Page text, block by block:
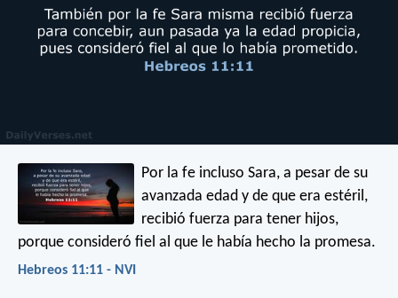
Por la fe incluso Sara, a pesar de su
avanzada edad y de que era estéril,
recibió fuerza para tener hijos,
porque consideró fiel al que le había hecho la promesa.
Hebreos 11:11 - NVI